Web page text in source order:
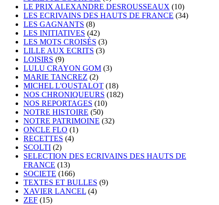
LE PRIX ALEXANDRE DESROUSSEAUX (10)
LES ECRIVAINS DES HAUTS DE FRANCE (34)
LES GAGNANTS (8)
LES INITIATIVES (42)
LES MOTS CROISÉS (3)
LILLE AUX ECRITS (3)
LOISIRS (9)
LULU CRAYON GOM (3)
MARIE TANCREZ (2)
MICHEL L'OUSTALOT (18)
NOS CHRONIQUEURS (182)
NOS REPORTAGES (10)
NOTRE HISTOIRE (50)
NOTRE PATRIMOINE (32)
ONCLE FLO (1)
RECETTES (4)
SCOLTI (2)
SELECTION DES ECRIVAINS DES HAUTS DE
FRANCE (13)
SOCIETE (166)
TEXTES ET BULLES (9)
XAVIER LANCEL (4)
ZEF (15)